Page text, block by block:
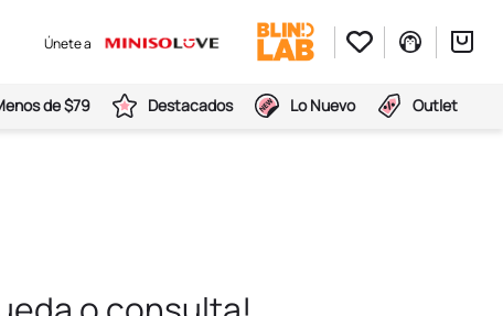
Únete a
de $79 Destacados Lo Nuevo Outlet